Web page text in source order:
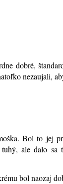
dobré,
nezaujali,
Bol to jej
ale dalo sa
bol naozaj